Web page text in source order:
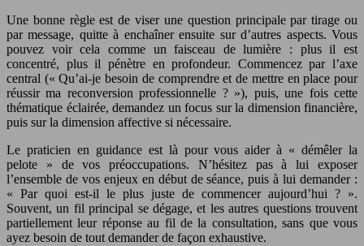
Une bonne règle est de viser une question principale par tirage ou
par message, quitte à enchaîner ensuite sur d’autres aspects. Vous
pouvez voir cela comme un faisceau de lumière : plus il est
concentré, plus il pénètre en profondeur. Commencez par l’axe
central (« Qu’ai-je besoin de comprendre et de mettre en place pour
réussir ma reconversion professionnelle ? »), puis, une fois cette
thématique éclairée, demandez un focus sur la dimension financière,
puis sur la dimension affective si nécessaire.
Le praticien en guidance est là pour vous aider à « démêler la
pelote » de vos préoccupations. N’hésitez pas à lui exposer
l’ensemble de vos enjeux en début de séance, puis à lui demander :
« Par quoi est-il le plus juste de commencer aujourd’hui ? ».
Souvent, un fil principal se dégage, et les autres questions trouvent
partiellement leur réponse au fil de la consultation, sans que vous
ayez besoin de tout demander de façon exhaustive.